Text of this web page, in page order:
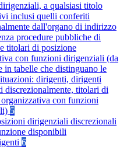
a qualsiasi titolo
inclusi quelli conferiti
dall'organo di indirizzo
procedure pubbliche di
titolari di posizione
con funzioni dirigenziali (da
in tabelle che distinguano le
dirigenti, dirigenti
discrezionalmente, titolari di
con funzioni
5
dirigenziali discrezionali
disponibili
6